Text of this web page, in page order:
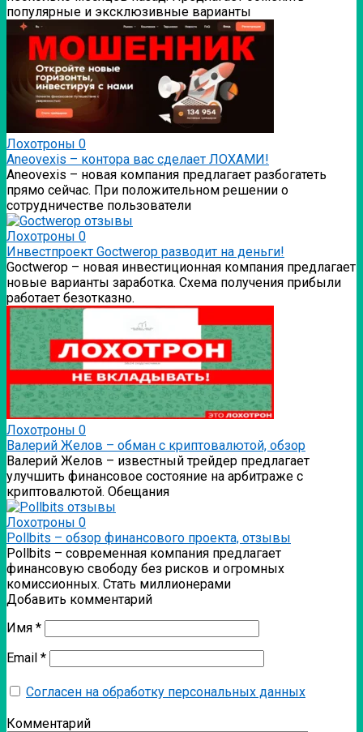
популярные и эксклюзивные варианты
Лохотроны 0
Аneovexis – контора вас сделает ЛОХАМИ!
Аneovexis – новая компания предлагает разбогатеть
прямо сейчас. При положительном решении о
сотрудничестве пользователи
Лохотроны 0
Инвестпроект Goctwerop разводит на деньги!
Goctwerop – новая инвестиционная компания предлагает
новые варианты заработка. Схема получения прибыли
работает безотказно.
Лохотроны 0
Валерий Желов – обман с криптовалютой, обзор
Валерий Желов – известный трейдер предлагает
улучшить финансовое состояние на арбитраже с
криптовалютой. Обещания
Лохотроны 0
Pollbits – обзор финансового проекта, отзывы
Pollbits – современная компания предлагает
финансовую свободу без рисков и огромных
комиссионных. Стать миллионерами
Добавить комментарий
Имя *
Email *
Согласен на обработку персональных данных
Комментарий